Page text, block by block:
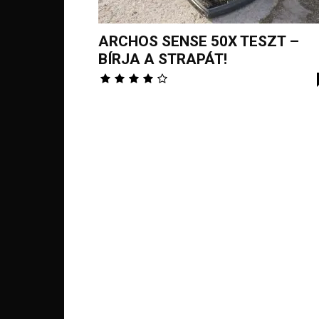
ARCHOS SENSE 50X TESZT –
BÍRJA A STRAPÁT!